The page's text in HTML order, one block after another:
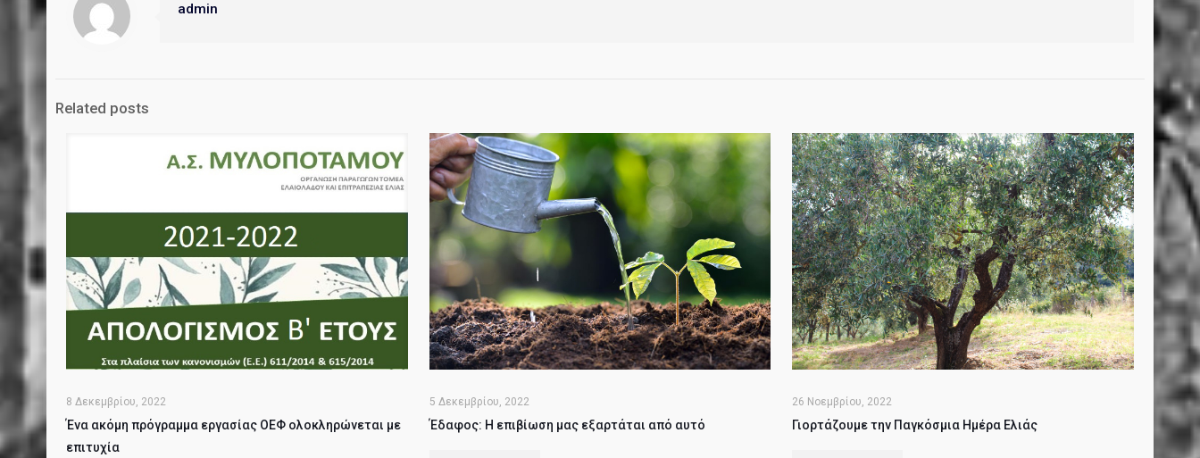
admin
Related posts
8 Δεκεμβρίου, 2022
Ένα ακόμη πρόγραμμα εργασίας ΟΕΦ ολοκληρώνεται με
επιτυχία
5 Δεκεμβρίου, 2022
Έδαφος: Η επιβίωση μας εξαρτάται από αυτό
26 Νοεμβρίου, 2022
Γιορτάζουμε την Παγκόσμια Ημέρα Ελιάς